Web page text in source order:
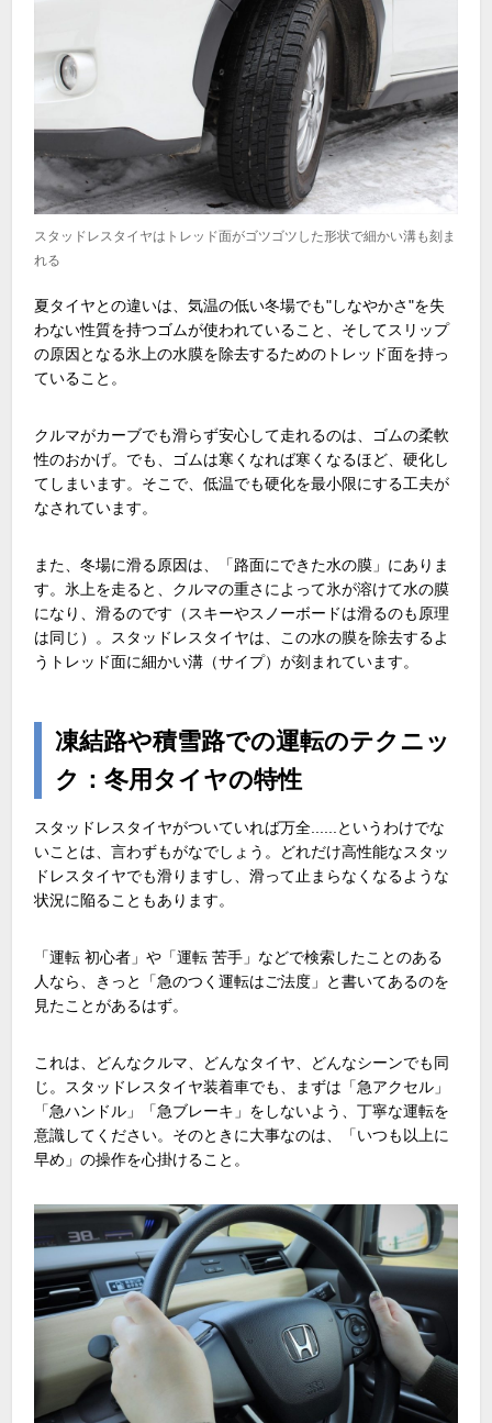
スタッドレスタイヤはトレッド面がゴツゴツした形状で細かい溝も刻ま
れる
夏タイヤとの違いは、気温の低い冬場でも"しなやかさ"を失
わない性質を持つゴムが使われていること、そしてスリップ
の原因となる氷上の水膜を除去するためのトレッド面を持っ
ていること。
クルマがカーブでも滑らず安心して走れるのは、ゴムの柔軟
性のおかげ。でも、ゴムは寒くなれば寒くなるほど、硬化し
てしまいます。そこで、低温でも硬化を最小限にする工夫が
なされています。
また、冬場に滑る原因は、「路面にできた水の膜」にありま
す。氷上を走ると、クルマの重さによって氷が溶けて水の膜
になり、滑るのです（スキーやスノーボードは滑るのも原理
は同じ）。スタッドレスタイヤは、この水の膜を除去するよ
うトレッド面に細かい溝（サイプ）が刻まれています。
凍結路や積雪路での運転のテクニッ
ク：冬用タイヤの特性
スタッドレスタイヤがついていれば万全......というわけでな
いことは、言わずもがなでしょう。どれだけ高性能なスタッ
ドレスタイヤでも滑りますし、滑って止まらなくなるような
状況に陥ることもあります。
「運転 初心者」や「運転 苦手」などで検索したことのある
人なら、きっと「急のつく運転はご法度」と書いてあるのを
見たことがあるはず。
これは、どんなクルマ、どんなタイヤ、どんなシーンでも同
じ。スタッドレスタイヤ装着車でも、まずは「急アクセル」
「急ハンドル」「急ブレーキ」をしないよう、丁寧な運転を
意識してください。そのときに大事なのは、「いつも以上に
早め」の操作を心掛けること。